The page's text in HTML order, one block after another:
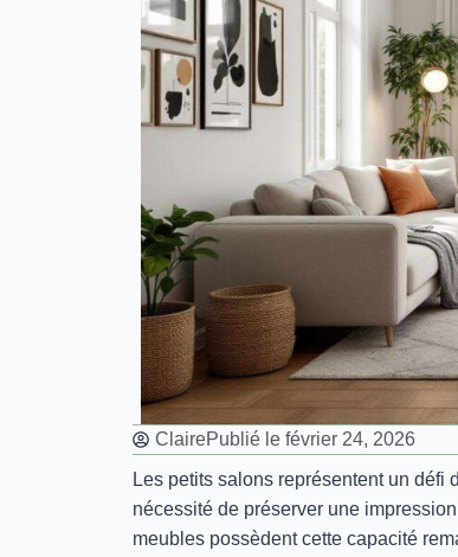
ClairePublié le février 24, 2026
Les petits salons représentent un défi
nécessité de préserver une
meubles possèdent cette capacité